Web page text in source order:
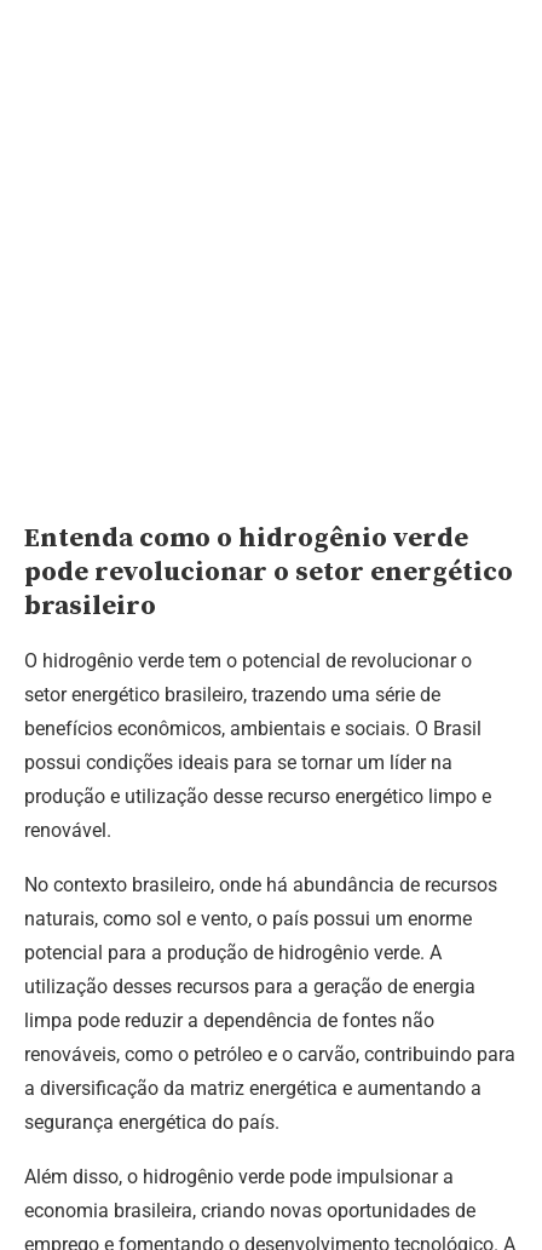
Entenda como o hidrogênio verde
pode revolucionar o setor energético
brasileiro
O hidrogênio verde tem o potencial de revolucionar o
setor energético brasileiro, trazendo uma série de
benefícios econômicos, ambientais e sociais. O Brasil
possui condições ideais para se tornar um líder na
produção e utilização desse recurso energético limpo e
renovável.
No contexto brasileiro, onde há abundância de recursos
naturais, como sol e vento, o país possui um enorme
potencial para a produção de hidrogênio verde. A
utilização desses recursos para a geração de energia
limpa pode reduzir a dependência de fontes não
renováveis, como o petróleo e o carvão, contribuindo para
a diversificação da matriz energética e aumentando a
segurança energética do país.
Além disso, o hidrogênio verde pode impulsionar a
economia brasileira, criando novas oportunidades de
emprego e fomentando o desenvolvimento tecnológico. A